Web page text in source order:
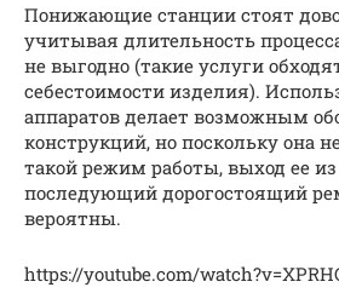
Понижающие станции стоят
учитывая длительность
не выгодно (такие услуги
себестоимости изделия).
аппаратов делает возможным
конструкций, но поскольку она
такой режим работы, выход ее
последующий дорогостоящий
вероятны.
https://youtube.com/